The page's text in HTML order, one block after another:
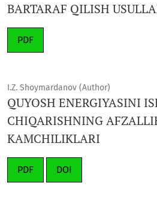
BARTARAF QILISH
PDF
I.Z. Shoymardanov (Author)
QUYOSH ENERGIYASINI
CHIQARISHNING
KAMCHILIKLARI
PDF DOI